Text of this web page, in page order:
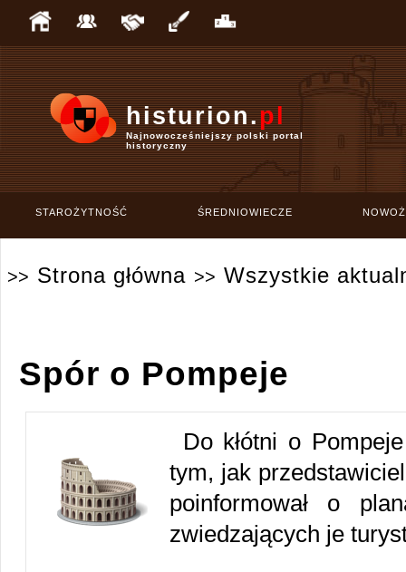
histurion.pl
Najnowocześniejszy polski portal
historyczny
STAROŻYTNOŚĆ ŚREDNIOWIECZE
>> Strona główna >> Wszystkie
Spór o Pompeje
Do kłótni o
tym, jak
poinformował o
zwiedzających je